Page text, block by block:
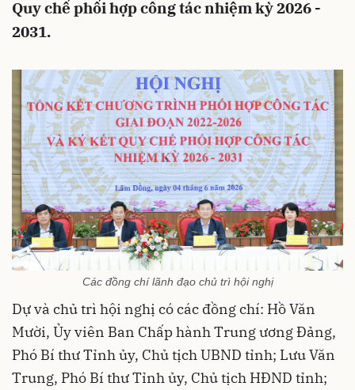
Quy chế phối hợp công tác nhiệm kỳ 2026 -
2031.
Các đồng chí lãnh đạo chủ trì hội nghị
Dự và chủ trì hội nghị có các đồng chí: Hồ Văn
Mười, Ủy viên Ban Chấp hành Trung ương Đảng,
Phó Bí thư Tỉnh ủy, Chủ tịch UBND tỉnh; Lưu Văn
Trung, Phó Bí thư Tỉnh ủy, Chủ tịch HĐND tỉnh;